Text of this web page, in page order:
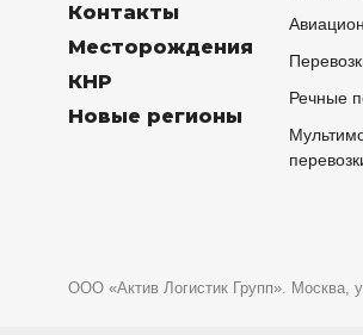
Контакты
Месторождения
КНР
Новые регионы
Речные
ООО «Актив Логистик Групп». Москва,